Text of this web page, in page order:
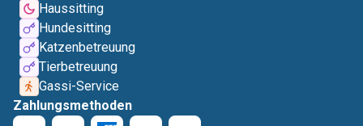
Haussitting
Hundesitting
Katzenbetreuung
Tierbetreuung
Gassi-Service
Zahlungsmethoden